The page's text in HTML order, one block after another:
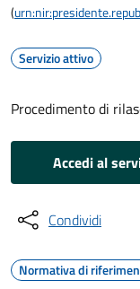
(
Servizio attivo
Procedimento di
Accedi al
Condividi
Normativa di